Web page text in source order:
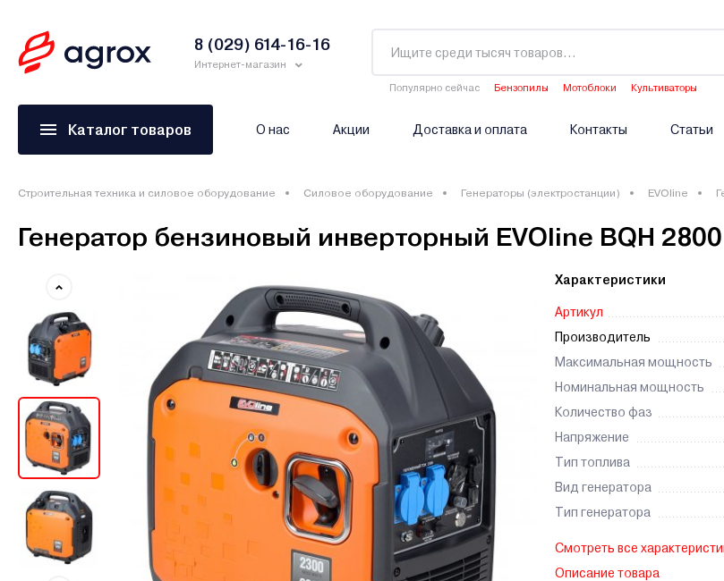
8 (029) 614-16-16
Интернет-магазин
Популярно сейчас Бензопилы Мотоблоки
Культиваторы
Каталог товаров О нас Акции Доставка и оплата Контакты Статьи
Строительная техника и силовое оборудование Силовое оборудование Генераторы (электростанции) EVOline
Генератор бензиновый инверторный EVOline BQH
Характеристики
Артикул
Производитель
Максимальная мощность
Номинальная мощность
Количество фаз
Напряжение
Тип топлива
Вид генератора
Тип генератора
Смотреть все
Описание товара